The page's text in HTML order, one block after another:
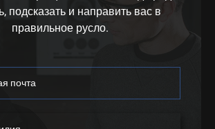
подсказать и направить вас в
правильное русло.